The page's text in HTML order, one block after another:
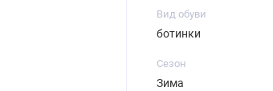
Вид обуви
ботинки
Сезон
Зима